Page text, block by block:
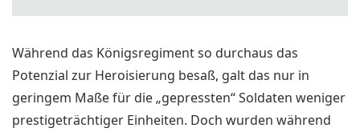
Während das Königsregiment so durchaus das
Potenzial zur Heroisierung besaß, galt das nur in
geringem Maße für die „gepressten“ Soldaten weniger
prestigeträchtiger Einheiten. Doch wurden während